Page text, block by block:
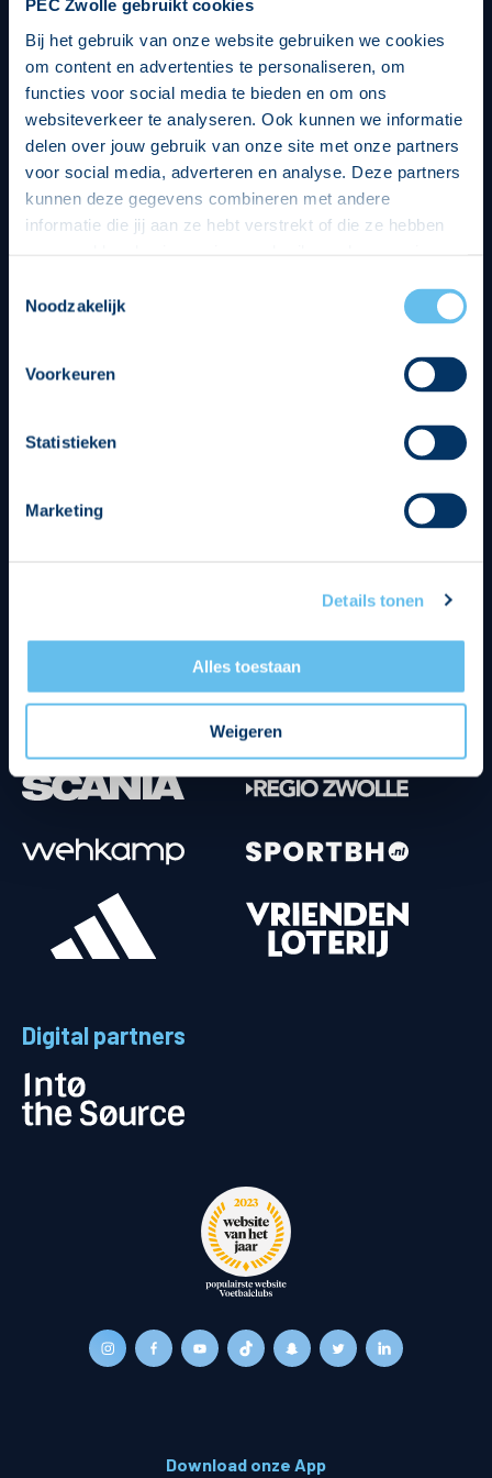
PEC Zwolle gebruikt cookies
Bij het gebruik van onze website gebruiken we cookies
om content en advertenties te personaliseren, om
functies voor social media te bieden en om ons
websiteverkeer te analyseren. Ook kunnen we informatie
delen over jouw gebruik van onze site met onze partners
voor social media, adverteren en analyse. Deze partners
kunnen deze gegevens combineren met andere
informatie die jij aan ze hebt verstrekt of die ze hebben
op een veilige en integere wijze. Je kunt je toestemming
beheren op de privacy- en cookieverklaring pagina.
Noodzakelijk
Voorkeuren
Statistieken
Marketing
Details tonen
Alles toestaan
Weigeren
Digital partners
Download onze App